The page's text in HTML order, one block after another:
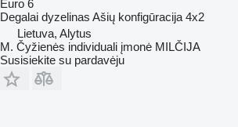
Euro 6
Degalai dyzelinas Ašių konfigūracija 4x2
Lietuva, Alytus
M. Čyžienės individuali įmonė MILČIJA
Susisiekite su pardavėju